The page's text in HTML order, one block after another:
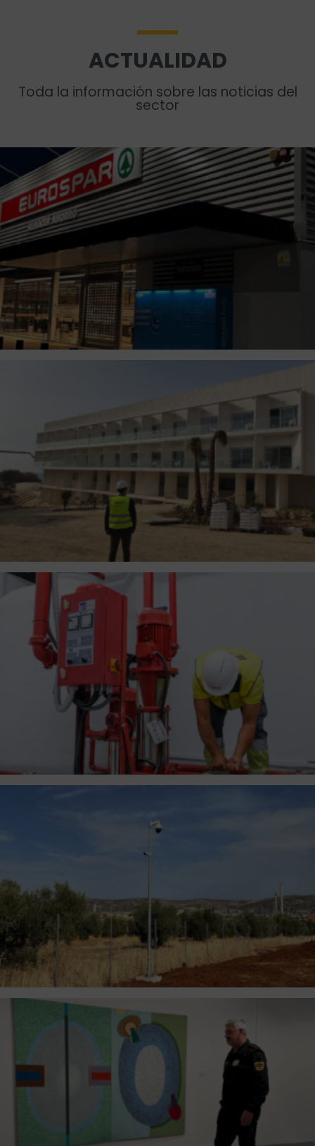
ACTUALIDAD
Toda la información sobre las noticias del
sector